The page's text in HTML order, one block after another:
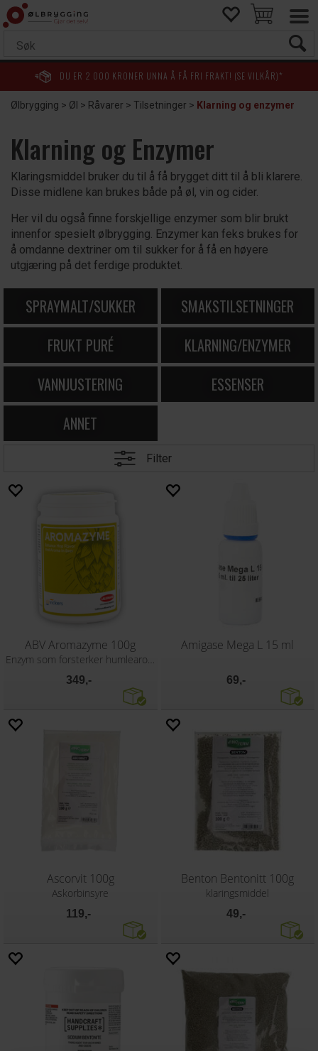
DU ER 2 000 KRONER UNNA Å FÅ FRI FRAKT! (SE VILKÅR)*
Ølbrygging>Øl >Råvarer>Tilsetninger> Klarning og enzymer
Klarning og Enzymer
Klaringsmiddel bruker du til å få brygget ditt til å bli klarere.
Disse midlene kan brukes både på øl, vin og cider.
Her vil du også finne forskjellige enzymer som blir brukt
innenfor spesielt ølbrygging. Enzymer kan feks brukes for
å omdanne dextriner om til sukker for å få en høyere
utgjæring på det ferdige produktet.
SPRAYMALT/SUKKER
SMAKSTILSETNINGER
FRUKT PURÉ
KLARNING/ENZYMER
VANNJUSTERING
ESSENSER
ANNET
Filter
ABV Aromazyme 100g
349,-
Amigase Mega L 15 ml
69,-
Ascorvit 100g
Askorbinsyre
119,-
Benton Bentonitt 100g
klaringsmiddel
49,-